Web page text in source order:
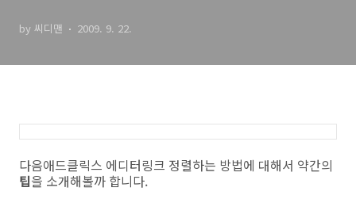
by 씨디맨 2009. 9. 22.
다음애드클릭스 에디터링크 정렬하는 방법에 대해서 약간의
팁을 소개해볼까 합니다.